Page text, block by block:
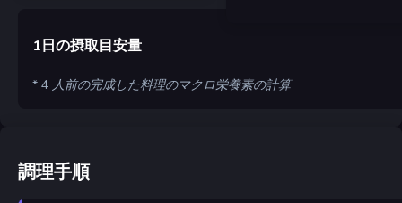
1日の摂取目安量
* 4 人前の完成した料理のマクロ栄養素の計算
調理手順